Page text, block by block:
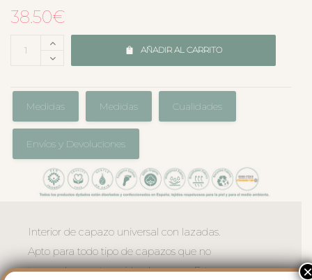
38.50€
AÑADIR AL CARRITO
Medidas Medidas Cualidades
Envíos y Devoluciones
Interior de capazo universal con lazadas.
Apto para todo tipo de capazos que no
tengan la capota unida al capazo. Este
×